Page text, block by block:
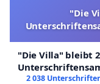
"Die
"Die Villa" bleibt
2 038